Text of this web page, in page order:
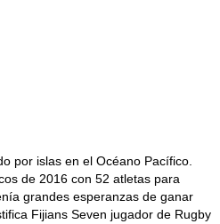
por islas en el Océano Pacífico.
de 2016 con 52 atletas para
grandes esperanzas de ganar
Fijians Seven jugador de Rugby